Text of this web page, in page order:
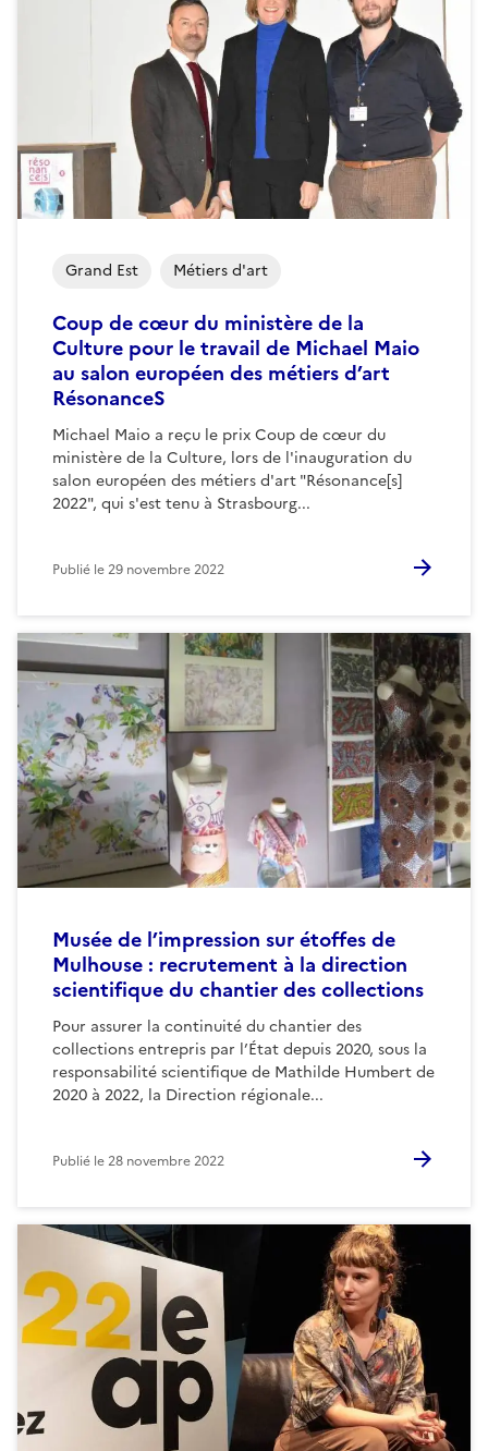
Coup de cœur du ministère de la
Culture pour le travail de Michael Maio
au salon européen des métiers d’art
RésonanceS
Michael Maio a reçu le prix Coup de cœur du
ministère de la Culture, lors de l'inauguration du
salon européen des métiers d'art "Résonance[s]
2022", qui s'est tenu à Strasbourg...
Grand Est Métiers d'art
Publié le29 novembre 2022
Musée de l’impression sur étoffes de
Mulhouse : recrutement à la direction
scientifique du chantier des collections
Pour assurer la continuité du chantier des
collections entrepris par l’État depuis 2020, sous la
responsabilité scientifique de Mathilde Humbert de
2020 à 2022, la Direction régionale...
Publié le28 novembre 2022